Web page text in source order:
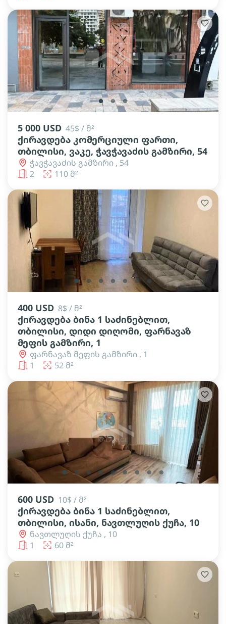
lens lens lens
5 000 USD 45$ / მ²
ქირავდება კომერციული ფართი,
თბილისი, ვაკე, ჭავჭავაძის გამზირი, 54
ჭავჭავაძის გამზირი , 54
2
110 მ²
lens lens lens lens lens lens lens
400 USD 8$ / მ²
ქირავდება ბინა 1 საძინებლით,
თბილისი, დიდი დიღომი, ფარნავაზ
მეფის გამზირი, 1
ფარნავაზ მეფის გამზირი , 1
1
52 მ²
lens lens lens lens lens lens lens lens lens
600 USD 10$ / მ²
ქირავდება ბინა 1 საძინებლით,
თბილისი, ისანი, ნავთლუღის ქუჩა, 10
ნავთლუღის ქუჩა , 10
1
60 მ²